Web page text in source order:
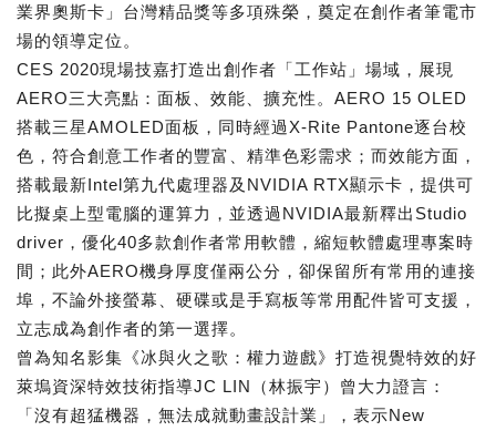
業界奧斯卡」台灣精品獎等多項殊榮，奠定在創作者筆電市
場的領導定位。
CES 2020現場技嘉打造出創作者「工作站」場域，展現
AERO三大亮點：面板、效能、擴充性。AERO 15 OLED
搭載三星AMOLED面板，同時經過X-Rite Pantone逐台校
色，符合創意工作者的豐富、精準色彩需求；而效能方面，
搭載最新Intel第九代處理器及NVIDIA RTX顯示卡，提供可
比擬桌上型電腦的運算力，並透過NVIDIA最新釋出Studio
driver，優化40多款創作者常用軟體，縮短軟體處理專案時
間；此外AERO機身厚度僅兩公分，卻保留所有常用的連接
埠，不論外接螢幕、硬碟或是手寫板等常用配件皆可支援，
立志成為創作者的第一選擇。
曾為知名影集《冰與火之歌：權力遊戲》打造視覺特效的好
萊塢資深特效技術指導JC LIN（林振宇）曾大力證言：
「沒有超猛機器，無法成就動畫設計業」，表示New